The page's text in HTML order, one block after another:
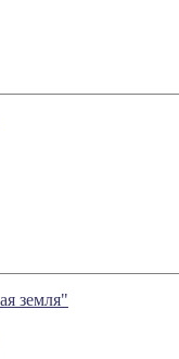
земля"